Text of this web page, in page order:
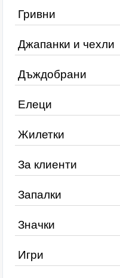
Гривни
Джапанки и чехли
Дъждобрани
Елеци
Жилетки
За клиенти
Запалки
Значки
Игри